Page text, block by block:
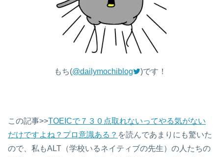
もち(@dailymochiblog )です！
この記事>>TOEICで７３０点取れないってやる気がない
だけですよね？プロ意識ある？ を読んであまりにも驚いた
ので、私もALT（学校いるネイティブの先生）の人たちの